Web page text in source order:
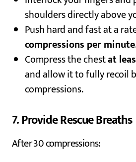
shoulders directly above
Push hard and fast at a
compressions per minute
Compress the chestat
and allow it to fully recoil
compressions.
7. Provide Rescue Breaths
After 30 compressions: